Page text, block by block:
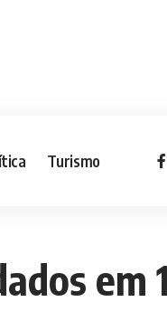
Turismo
em